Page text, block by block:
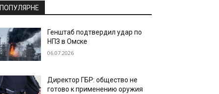
ПОПУЛЯРНЕ
Генштаб подтвердил удар по
НПЗ в Омске
06.07.2026
Директор ГБР: общество не
готово к применению оружия